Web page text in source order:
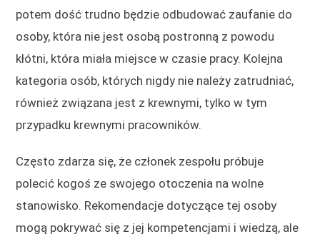
potem dość trudno będzie odbudować zaufanie do
osoby, która nie jest osobą postronną z powodu
kłótni, która miała miejsce w czasie pracy. Kolejna
kategoria osób, których nigdy nie należy zatrudniać,
również związana jest z krewnymi, tylko w tym
przypadku krewnymi pracowników.
Często zdarza się, że członek zespołu próbuje
polecić kogoś ze swojego otoczenia na wolne
stanowisko. Rekomendacje dotyczące tej osoby
mogą pokrywać się z jej kompetencjami i wiedzą, ale